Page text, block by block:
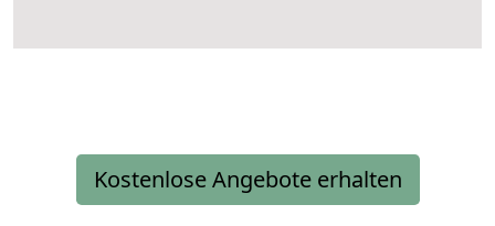
Kostenlose Angebote erhalten